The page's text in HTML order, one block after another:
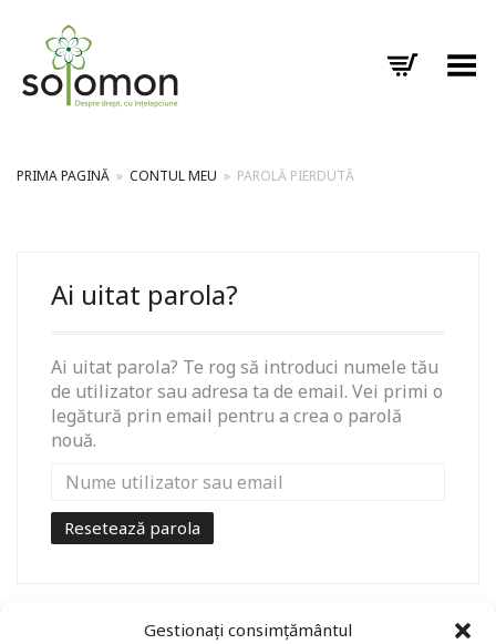
Gestionați consimțământul
Toggle Menu
PRIMA PAGINĂ » CONTUL MEU » PAROLĂ PIERDUTĂ
Ai uitat parola?
Ai uitat parola? Te rog să introduci numele tău
de utilizator sau adresa ta de email. Vei primi o
legătură prin email pentru a crea o parolă
nouă.
Resetează parola